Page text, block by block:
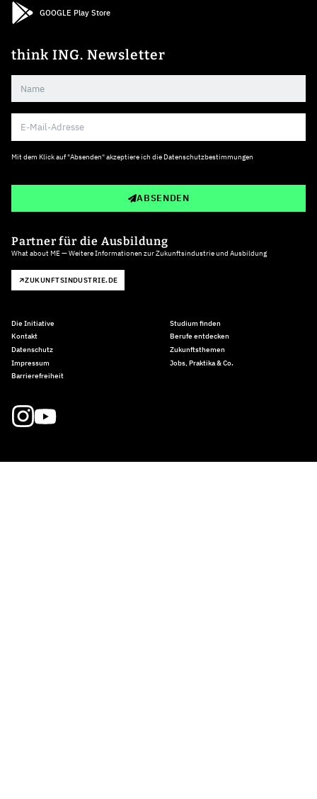
GOOGLE Play Store
think ING. Newsletter
Mit dem Klick auf "Absenden" akzeptiere ich die Datenschutzbestimmungen
ABSENDEN
Partner für die Ausbildung
What about ME — Weitere Informationen zur Zukunftsindustrie und Ausbildung
ZUKUNFTSINDUSTRIE.DE
Die Initiative
Kontakt
Datenschutz
Impressum
Barrierefreiheit
Studium finden
Berufe entdecken
Zukunftsthemen
Jobs, Praktika & Co.